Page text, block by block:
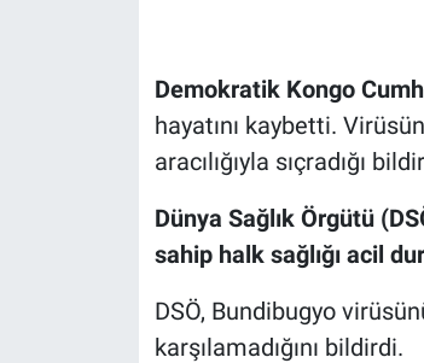
Demokratik Kongo
hayatını kaybetti.
aracılığıyla sıçradığı
Dünya Sağlık Örgütü
sahip halk sağlığı acil
DSÖ, Bundibugyo
karşılamadığını bildirdi.